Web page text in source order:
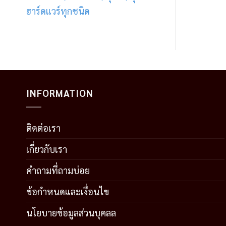
ฮาร์ดแวร์ทุกชนิด
INFORMATION
ติดต่อเรา
เกี่ยวกับเรา
คำถามที่ถามบ่อย
ข้อกำหนดและเงื่อนไข
นโยบายข้อมูลส่วนบุคลล